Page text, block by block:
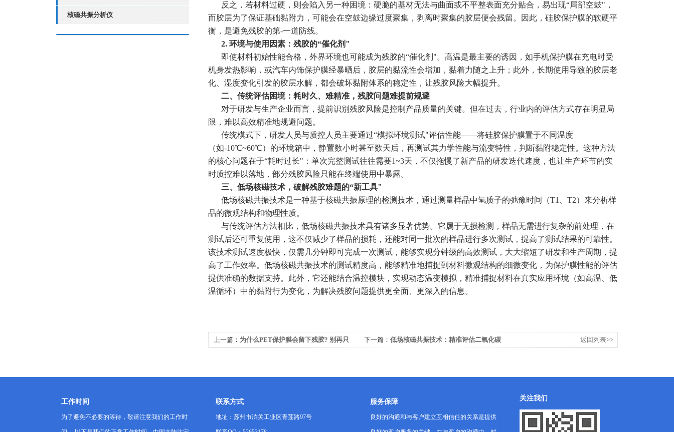
核磁共振分析仪
反之，若材料过硬，则会陷入另一种困境：硬脆的基材无法与曲面或不平整表面充分贴合，易出现“局部空鼓"，
而胶层为了保证基础黏附力，可能会在空鼓边缘过度聚集，剥离时聚集的胶层便会残留。因此，硅胶保护膜的软硬平
衡，是避免残胶的第-一道防线。
2. 环境与使用因素：残胶的“催化剂"
即使材料初始性能合格，外界环境也可能成为残胶的“催化剂"。高温是最主要的诱因，如手机保护膜在充电时受
机身发热影响，或汽车内饰保护膜经暴晒后，胶层的黏流性会增加，黏着力随之上升；此外，长期使用导致的胶层老
化、湿度变化引发的胶层水解，都会破坏黏附体系的稳定性，让残胶风险大幅提升。
二、传统评估困境：耗时久、难精准，残胶问题难提前规避
对于研发与生产企业而言，提前识别残胶风险是控制产品质量的关键。但在过去，行业内的评估方式存在明显局
限，难以高效精准地规避问题。
传统模式下，研发人员与质控人员主要通过“模拟环境测试"评估性能——将硅胶保护膜置于不同温度
（如-10℃~60℃）的环境箱中，静置数小时甚至数天后，再测试其力学性能与流变特性，判断黏附稳定性。这种方法
的核心问题在于“耗时过长"：单次完整测试往往需要1~3天，不仅拖慢了新产品的研发迭代速度，也让生产环节的实
时质控难以落地，部分残胶风险只能在终端使用中暴露。
三、低场核磁技术，破解残胶难题的“新工具"
低场核磁共振技术是一种基于核磁共振原理的检测技术，通过测量样品中氢质子的弛豫时间（T1、T2）来分析样
品的微观结构和物理性质。
与传统评估方法相比，低场核磁共振技术具有诸多显著优势。它属于无损检测，样品无需进行复杂的前处理，在
测试后还可重复使用，这不仅减少了样品的损耗，还能对同一批次的样品进行多次测试，提高了测试结果的可靠性。
该技术测试速度极快，仅需几分钟即可完成一次测试，能够实现分钟级的高效测试，大大缩短了研发和生产周期，提
高了工作效率。低场核磁共振技术的测试精度高，能够精准地捕捉到材料微观结构的细微变化，为保护膜性能的评估
提供准确的数据支持。此外，它还能结合温控模块，实现动态温变模拟，精准捕捉材料在真实应用环境（如高温、低
温循环）中的黏附行为变化，为解决残胶问题提供更全面、更深入的信息。
上一篇： 为什么PET保护膜会留下残胶? 别再只
下一篇： 低场核磁共振技术：精准评估二氧化碳
返回列表>>
工作时间
为了避免不必要的等待，敬请注意我们的工作时
联系方式
地址：苏州市浒关工业区青莲路97号
服务保障
良好的沟通和与客户建立互相信任的关系是提供
关注我们